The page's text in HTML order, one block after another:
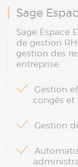
Sage
Sage Espace
de gestion
gestion des
entreprise.
Gestion
congés et
Gestion